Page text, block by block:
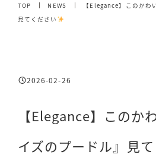
TOP NEWS
【Elegance】このかわ
見てください
【Elegance】このか
イズのプードル』見
2026-02-26